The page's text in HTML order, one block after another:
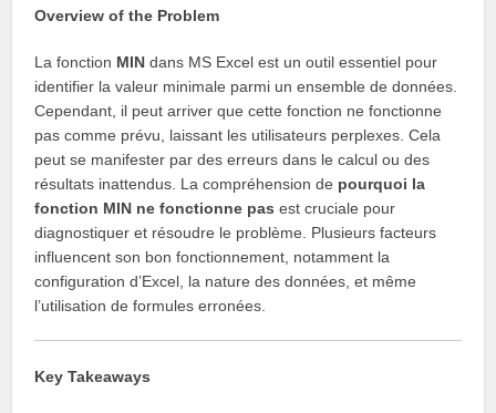
Overview of the Problem
La fonction MIN dans MS Excel est un outil essentiel pour
identifier la valeur minimale parmi un ensemble de données.
Cependant, il peut arriver que cette fonction ne fonctionne
pas comme prévu, laissant les utilisateurs perplexes. Cela
peut se manifester par des erreurs dans le calcul ou des
résultats inattendus. La compréhension de pourquoi la
fonction MIN ne fonctionne pas est cruciale pour
diagnostiquer et résoudre le problème. Plusieurs facteurs
influencent son bon fonctionnement, notamment la
configuration d’Excel, la nature des données, et même
l’utilisation de formules erronées.
Key Takeaways